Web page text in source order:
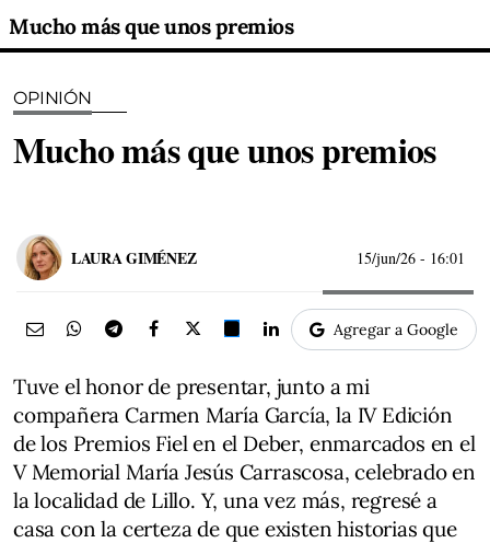
Mucho más que unos premios
OPINIÓN
Mucho más que unos premios
LAURA GIMÉNEZ 15/jun/26 - 16:01
Agregar a Google
Tuve el honor de presentar, junto a mi
compañera Carmen María García, la IV Edición
de los Premios Fiel en el Deber, enmarcados en el
V Memorial María Jesús Carrascosa, celebrado en
la localidad de Lillo. Y, una vez más, regresé a
casa con la certeza de que existen historias que